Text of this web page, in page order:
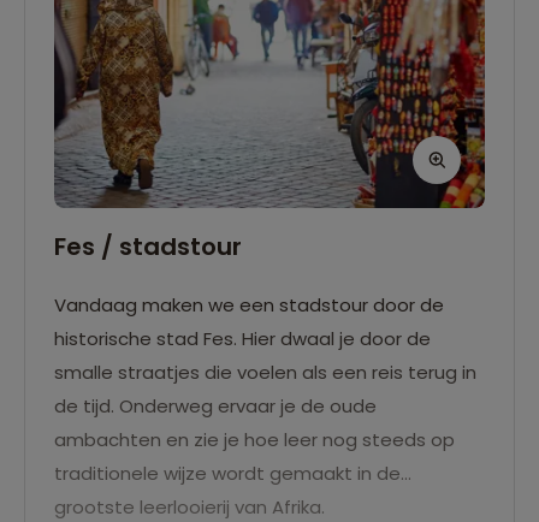
Fes / stadstour
Vandaag maken we een stadstour door de
historische stad Fes. Hier dwaal je door de
smalle straatjes die voelen als een reis terug in
de tijd. Onderweg ervaar je de oude
ambachten en zie je hoe leer nog steeds op
traditionele wijze wordt gemaakt in de
grootste leerlooierij van Afrika.